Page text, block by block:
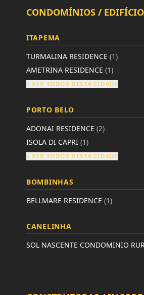
CONDOMÍNIOS /
ITAPEMA
TURMALINA RESIDENCE (1)
AMETRINA RESIDENCE (1)
+ VER TODOS DESTA CIDADE
PORTO BELO
ADONAI RESIDENCE (2)
ISOLA DI CAPRI (1)
+ VER TODOS DESTA CIDADE
BOMBINHAS
BELLMARE RESIDENCE (1)
CANELINHA
SOL NASCENTE CONDOMINIO